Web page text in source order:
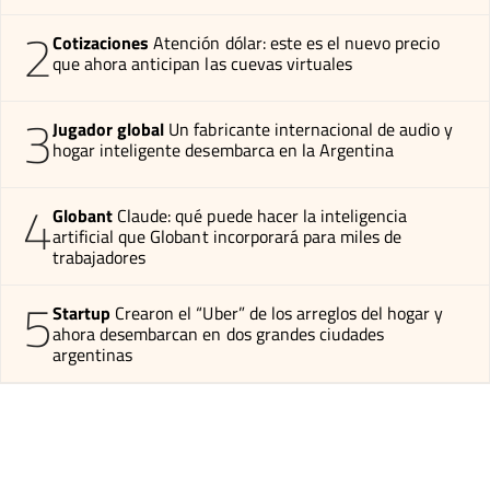
2Cotizaciones Atención dólar: este es el nuevo precio
que ahora anticipan las cuevas virtuales
3Jugador global Un fabricante internacional de audio y
hogar inteligente desembarca en la Argentina
4Globant Claude: qué puede hacer la inteligencia
artificial que Globant incorporará para miles de
trabajadores
5Startup Crearon el “Uber” de los arreglos del hogar y
ahora desembarcan en dos grandes ciudades
argentinas